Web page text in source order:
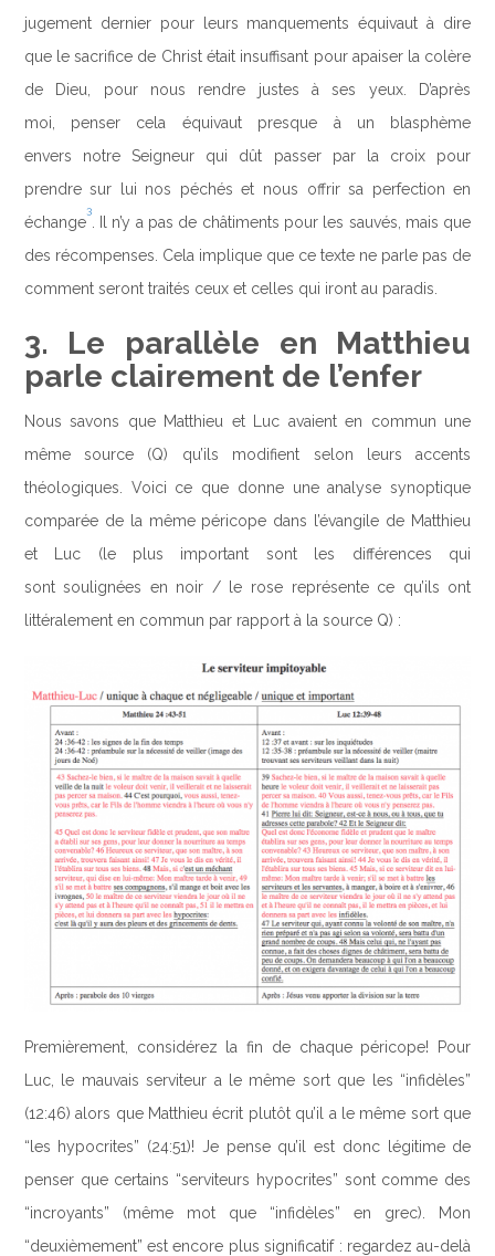
jugement dernier pour leurs manquements équivaut à dire
que le sacrifice de Christ était insuffisant pour apaiser la colère
de Dieu, pour nous rendre justes à ses yeux. D’après
moi, penser cela équivaut presque à un blasphème
envers notre Seigneur qui dût passer par la croix pour
prendre sur lui nos péchés et nous offrir sa perfection en
échange
3
. Il n’y a pas de châtiments pour les sauvés, mais que
des récompenses. Cela implique que ce texte ne parle pas de
comment seront traités ceux et celles qui iront au paradis.
3. Le parallèle en Matthieu
parle clairement de l’enfer
Nous savons que Matthieu et Luc avaient en commun une
même source (Q) qu’ils modifient selon leurs accents
théologiques. Voici ce que donne une analyse synoptique
comparée de la même péricope dans l’évangile de Matthieu
et Luc (le plus important sont les différences qui
sont soulignées en noir / le rose représente ce qu’ils ont
littéralement en commun par rapport à la source Q) :
Premièrement, considérez la fin de chaque péricope! Pour
Luc, le mauvais serviteur a le même sort que les “infidèles”
(12:46) alors que Matthieu écrit plutôt qu’il a le même sort que
“les hypocrites” (24:51)! Je pense qu’il est donc légitime de
penser que certains “serviteurs hypocrites” sont comme des
“incroyants” (même mot que “infidèles” en grec). Mon
“deuxièmement” est encore plus significatif : regardez au-delà